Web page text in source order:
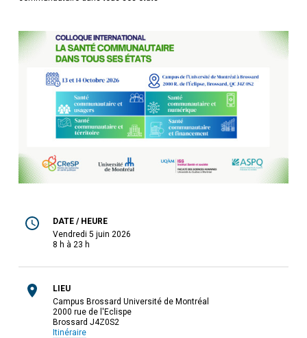
DATE / HEURE
vendredi 5 juin 2026
8 h à 23 h
LIEU
Campus Brossard Université de Montréal
2000 rue de l'Eclispe
Brossard J4Z0S2
Itinéraire